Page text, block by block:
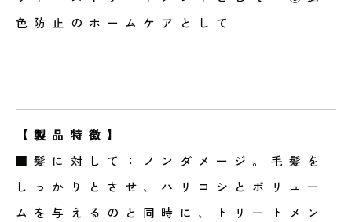
色防止のホームケアとして
【製品特徴】
■髪に対して：ノンダメージ。毛髪を
しっかりとさせ、ハリコシとボリュー
ムを与えるのと同時に、トリートメン